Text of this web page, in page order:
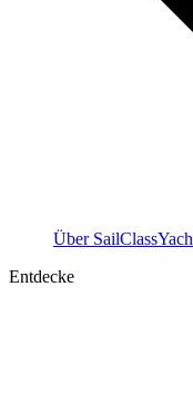
Über SailClass
Entdecke